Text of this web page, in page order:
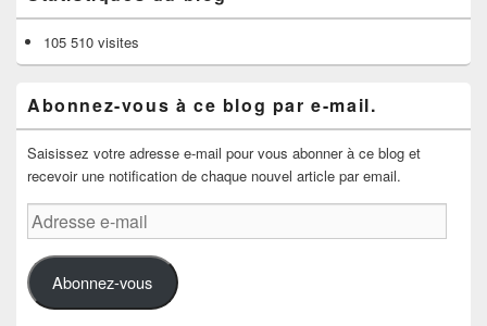
105 510 visites
Abonnez-vous à ce blog par e-mail.
Saisissez votre adresse e-mail pour vous abonner à ce blog et
recevoir une notification de chaque nouvel article par email.
Adresse
e-
mail
Abonnez-vous